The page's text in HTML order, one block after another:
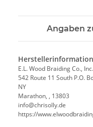
Angaben
E.L. Wood Braiding Co., Inc.
542 Route 11 South P.O.
NY
Marathon, , 13803
info@chrisolly.de
https://